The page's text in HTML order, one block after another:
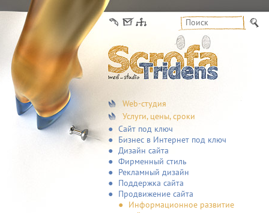
Web-студия
Услуги, цены, сроки
Сайт под ключ
Бизнес в Интернет под ключ
Дизайн сайта
Фирменный стиль
Рекламный дизайн
Поддержка сайта
Продвижение сайта
Информационное развитие